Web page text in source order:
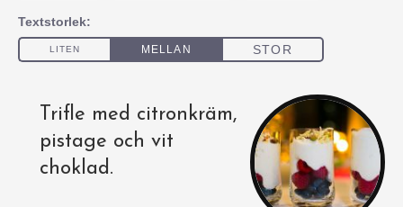
Trifle med citronkräm,
pistage och vit
choklad.